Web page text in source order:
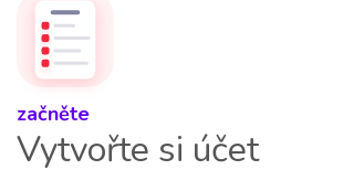
začněte
Vytvořte si účet